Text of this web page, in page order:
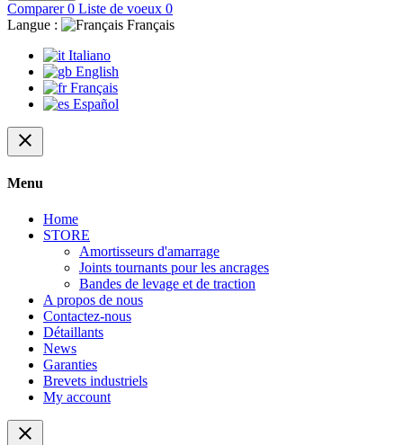
Comparer 0 Liste de voeux 0
Langue :
Français
Italiano
English
Français
Español
close
Menu
Home
STORE
Amortisseurs d'amarrage
Joints tournants pour les ancrages
Bandes de levage et de traction
A propos de nous
Contactez-nous
Détaillants
News
Garanties
Brevets industriels
My account
close